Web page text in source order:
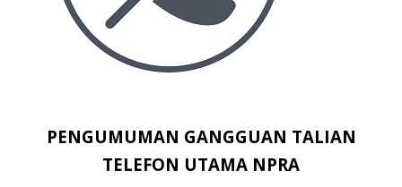
PENGUMUMAN GANGGUAN TALIAN
TELEFON UTAMA NPRA